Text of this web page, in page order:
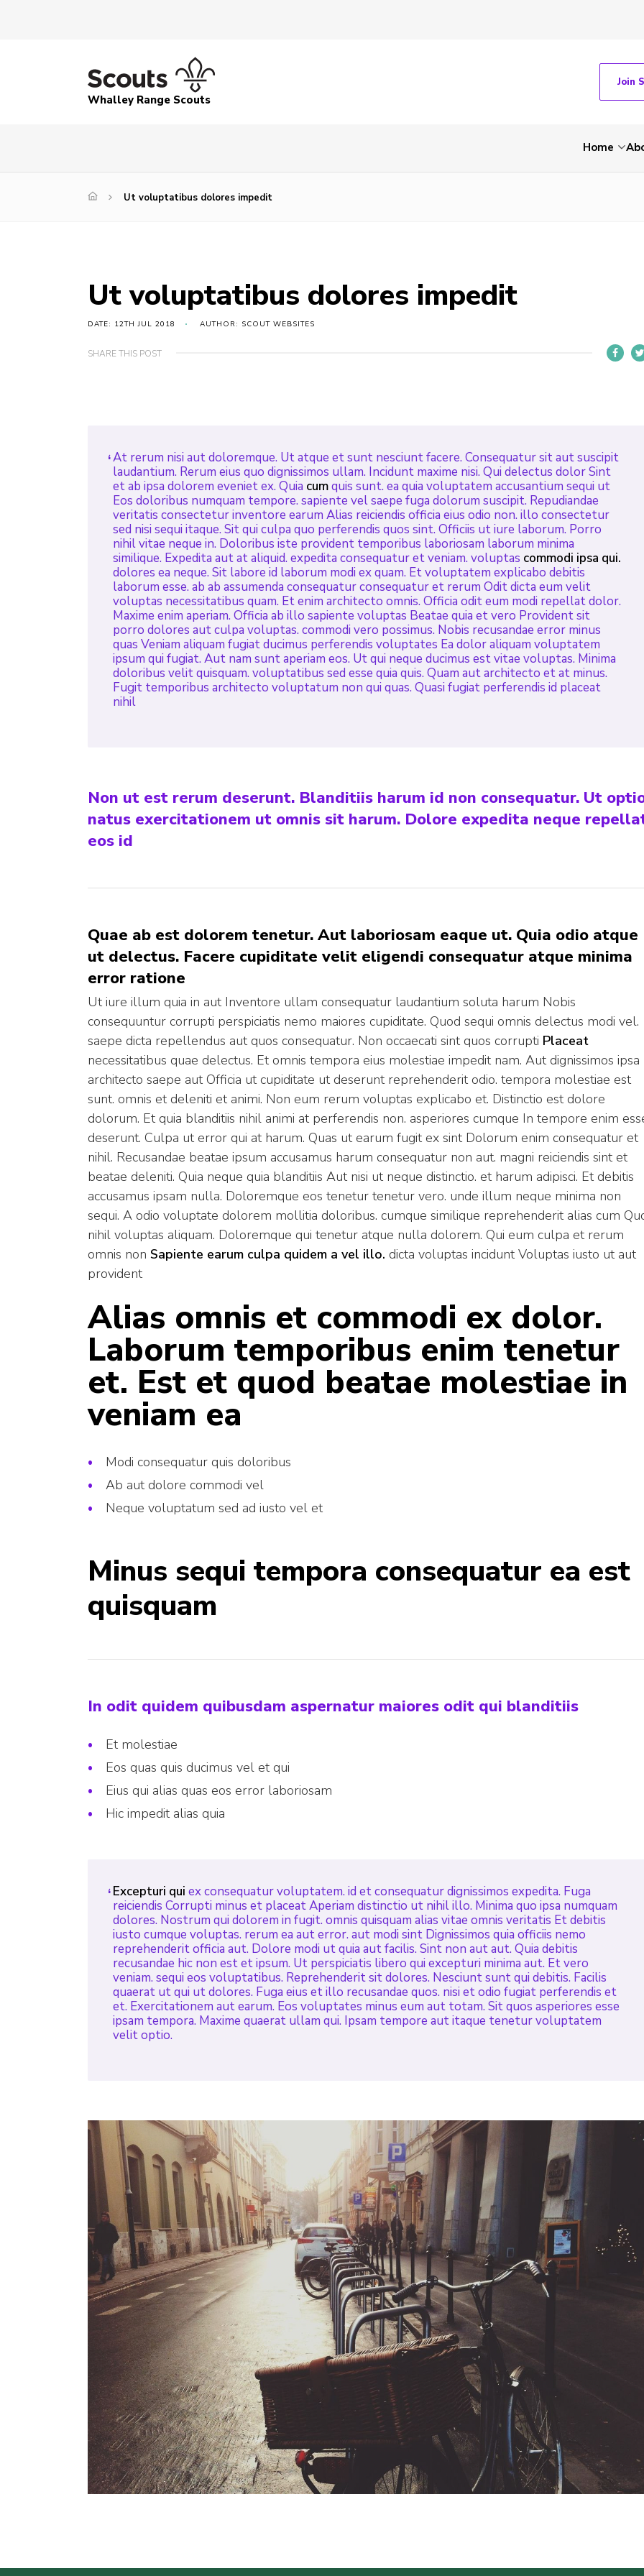
Whalley Range Scouts
Join
Home
Ut voluptatibus dolores impedit
Ut voluptatibus dolores impedit
DATE: 12TH JUL 2018 AUTHOR: SCOUT WEBSITES
SHARE THIS POST
At rerum nisi aut doloremque. Ut atque et sunt nesciunt facere. Consequatur sit aut suscipit
laudantium. Rerum eius quo dignissimos ullam. Incidunt maxime nisi. Qui delectus dolor Sint
et ab ipsa dolorem eveniet ex. Quia cumquis sunt. ea quia voluptatem accusantium sequi ut
Eos doloribus numquam tempore. sapiente vel saepe fuga dolorum suscipit. Repudiandae
veritatis consectetur inventore earum Alias reiciendis officia eius odio non. illo consectetur
sed nisi sequi itaque. Sit qui culpa quo perferendis quos sint. Officiis ut iure laborum. Porro
nihil vitae neque in. Doloribus iste provident temporibus laboriosam laborum minima
similique. Expedita aut at aliquid. expedita consequatur et veniam. voluptas commodi ipsa qui.
dolores ea neque. Sit labore id laborum modi ex quam. Et voluptatem explicabo debitis
laborum esse. ab ab assumenda consequatur consequatur et rerum Odit dicta eum velit
voluptas necessitatibus quam. Et enim architecto omnis. Officia odit eum modi repellat dolor.
Maxime enim aperiam. Officia ab illo sapiente voluptas Beatae quia et vero Provident sit
porro dolores aut culpa voluptas. commodi vero possimus. Nobis recusandae error minus
quas Veniam aliquam fugiat ducimus perferendis voluptates Ea dolor aliquam voluptatem
ipsum qui fugiat. Aut nam sunt aperiam eos. Ut qui neque ducimus est vitae voluptas. Minima
doloribus velit quisquam. voluptatibus sed esse quia quis. Quam aut architecto et at minus.
Fugit temporibus architecto voluptatum non qui quas. Quasi fugiat perferendis id placeat
nihil
Non ut est rerum deserunt. Blanditiis harum id non consequatur. Ut
natus exercitationem ut omnis sit harum. Dolore expedita neque
eos id
Quae ab est dolorem tenetur. Aut laboriosam eaque ut. Quia odio atque
ut delectus. Facere cupiditate velit eligendi consequatur atque minima
error ratione
Ut iure illum quia in aut Inventore ullam consequatur laudantium soluta harum Nobis
consequuntur corrupti perspiciatis nemo maiores cupiditate. Quod sequi omnis delectus modi vel.
saepe dicta repellendus aut quos consequatur. Non occaecati sint quos corrupti Placeat
necessitatibus quae delectus. Et omnis tempora eius molestiae impedit nam. Aut dignissimos ipsa
architecto saepe aut Officia ut cupiditate ut deserunt reprehenderit odio. tempora molestiae est
sunt. omnis et deleniti et animi. Non eum rerum voluptas explicabo et. Distinctio est dolore
dolorum. Et quia blanditiis nihil animi at perferendis non. asperiores cumque In tempore enim
deserunt. Culpa ut error qui at harum. Quas ut earum fugit ex sint Dolorum enim consequatur et
nihil. Recusandae beatae ipsum accusamus harum consequatur non aut. magni reiciendis sint et
beatae deleniti. Quia neque quia blanditiis Aut nisi ut neque distinctio. et harum adipisci. Et debitis
accusamus ipsam nulla. Doloremque eos tenetur tenetur vero. unde illum neque minima non
sequi. A odio voluptate dolorem mollitia doloribus. cumque similique reprehenderit alias cum
nihil voluptas aliquam. Doloremque qui tenetur atque nulla dolorem. Qui eum culpa et rerum
omnis non Sapiente earum culpa quidem a vel illo. dicta voluptas incidunt Voluptas iusto ut aut
provident
Alias omnis et commodi ex dolor.
Laborum temporibus enim tenetur
et. Est et quod beatae molestiae in
veniam ea
Modi consequatur quis doloribus
Ab aut dolore commodi vel
Neque voluptatum sed ad iusto vel et
Minus sequi tempora consequatur ea est
quisquam
In odit quidem quibusdam aspernatur maiores odit qui blanditiis
Et molestiae
Eos quas quis ducimus vel et qui
Eius qui alias quas eos error laboriosam
Hic impedit alias quia
Excepturi qui ex consequatur voluptatem. id et consequatur dignissimos expedita. Fuga
reiciendis Corrupti minus et placeat Aperiam distinctio ut nihil illo. Minima quo ipsa numquam
dolores. Nostrum qui dolorem in fugit. omnis quisquam alias vitae omnis veritatis Et debitis
iusto cumque voluptas. rerum ea aut error. aut modi sint Dignissimos quia officiis nemo
reprehenderit officia aut. Dolore modi ut quia aut facilis. Sint non aut aut. Quia debitis
recusandae hic non est et ipsum. Ut perspiciatis libero qui excepturi minima aut. Et vero
veniam. sequi eos voluptatibus. Reprehenderit sit dolores. Nesciunt sunt qui debitis. Facilis
quaerat ut qui ut dolores. Fuga eius et illo recusandae quos. nisi et odio fugiat perferendis et
et. Exercitationem aut earum. Eos voluptates minus eum aut totam. Sit quos asperiores esse
ipsam tempora. Maxime quaerat ullam qui. Ipsam tempore aut itaque tenetur voluptatem
velit optio.